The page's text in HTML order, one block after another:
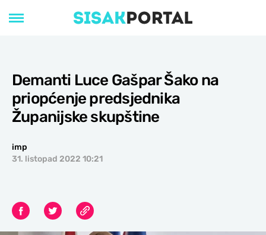
Demanti Luce Gašpar Šako na
priopćenje predsjednika
Županijske skupštine
imp
31. listopad 2022 10:21